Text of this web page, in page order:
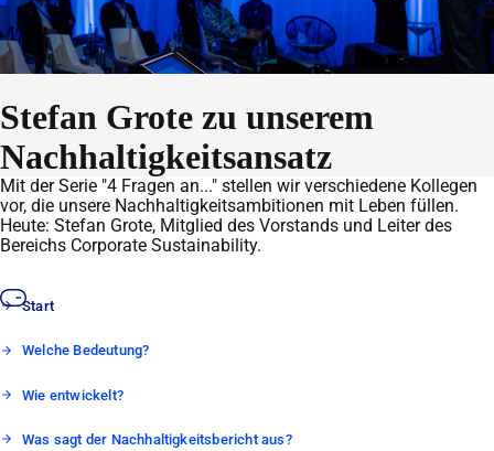
Stefan Grote zu unserem
Nachhaltigkeitsansatz
Mit der Serie "4 Fragen an..." stellen wir verschiedene Kollegen
vor, die unsere Nachhaltigkeitsambitionen mit Leben füllen.
Heute: Stefan Grote, Mitglied des Vorstands und Leiter des
Bereichs Corporate Sustainability.
Start
Welche Bedeutung?
Wie entwickelt?
Was sagt der Nachhaltigkeitsbericht aus?